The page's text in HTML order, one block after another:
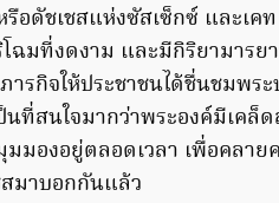
รือดัชเชสแห่งซัสเซ็กซ์ และเ
มที่งดงาม และมีกิริยามารย
รกิจให้ประชาชนได้ชื่นชมพร
ที่สนใจมากว่าพระองค์มีเคล็ด
มองอยู่ตลอดเวลา เพื่อคลาย
สมาบอกกันแล้ว